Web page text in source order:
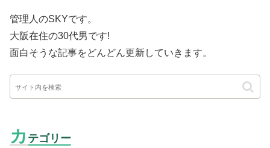
管理人のSKYです。
大阪在住の30代男です!
面白そうな記事をどんどん更新していきます。
カ テゴリー